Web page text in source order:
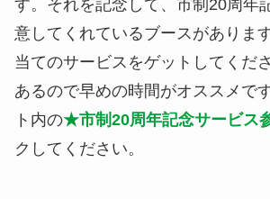
す。それを記念して、市制20周年
意してくれているブースがありま
当てのサービスをゲットしてくだ
あるので早めの時間がオススメで
ト内の★市制20周年記念サービス
クしてください。